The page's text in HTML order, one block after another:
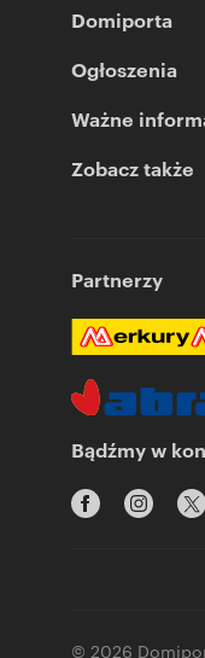
Domiporta
Ogłoszenia
Ważne
Zobacz także
Partnerzy
Bądźmy w
© 2026